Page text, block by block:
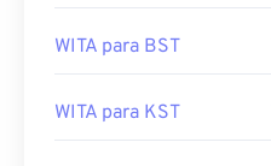
WITA para BST
WITA para KST